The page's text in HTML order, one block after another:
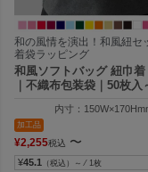
和の風情を演出！和風紐セ
着袋ラッピング
和風ソフトバッグ 紐巾着
｜不織布包装袋｜50枚入
内寸：
加工品
¥2,255税込 〜
¥45.1 （税込）～ ⁄ 1枚